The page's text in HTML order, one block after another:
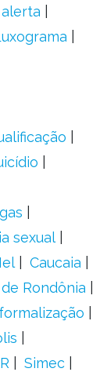
alerta
sexual
Caucaia
Rondônia
formalização
Simec